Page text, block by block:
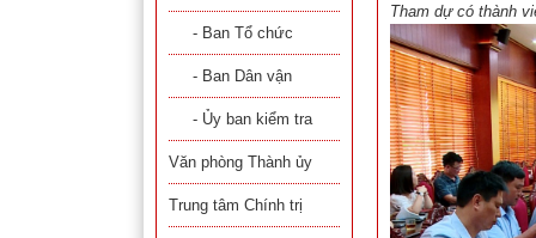
Tham dự có thành
- Ban Tổ chức
- Ban Dân vận
- Ủy ban kiểm tra
Văn phòng Thành ủy
Trung tâm Chính trị